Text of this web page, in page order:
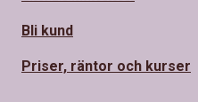
Bli kund
Priser, räntor och kurser